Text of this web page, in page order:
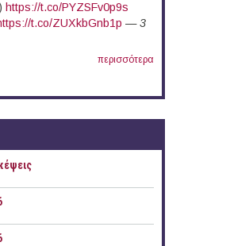
Αγγέλων του ΕΒΕΑ
https://t.co/PYZSFv0p9s
t.co/ZUXkbGnb1p —3
περισσότερα